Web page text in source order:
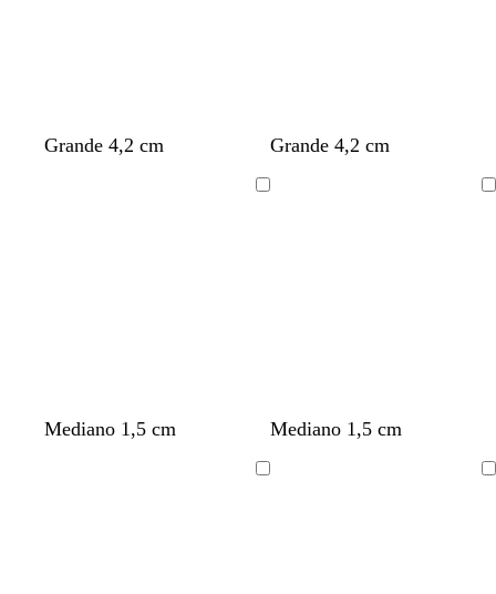
Grande 4,2 cm Grande 4,2 cm
Mediano 1,5 cm Mediano 1,5 cm